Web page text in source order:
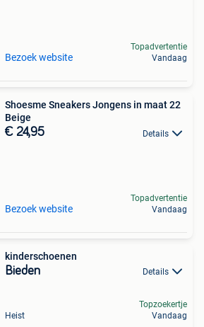
Bezoek website
Topadvertentie
Vandaag
Shoesme Sneakers Jongens in maat 22
Beige
€ 24,95 Details
Bezoek website
Topadvertentie
Vandaag
kinderschoenen
Bieden Details
Heist
Topzoekertje
Vandaag